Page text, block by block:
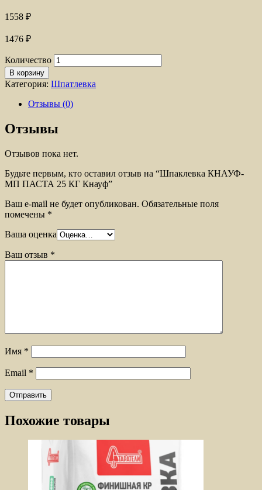
1558 ₽
1476 ₽
Количество
В корзину
Категория: Шпатлевка
Отзывы (0)
Отзывы
Отзывов пока нет.
Будьте первым, кто оставил отзыв на “Шпаклевка КНАУФ-
МП ПАСТА 25 КГ Кнауф”
Ваш e-mail не будет опубликован. Обязательные поля
помечены *
Ваша оценка
Ваш отзыв *
Имя *
Email *
Похожие товары